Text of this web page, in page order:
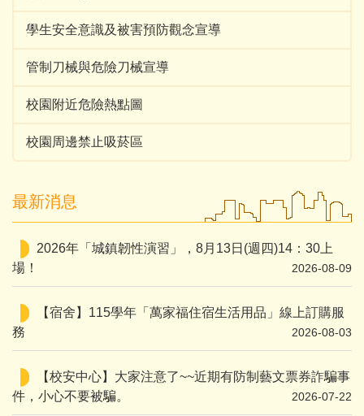
學生安全意識及被害預防觀念宣導
管制刀械與危險刀械宣導
校園附近危險熱點圖
校園周邊禁止吸菸區
最新消息
2026年「城鎮韌性演習」，8月13日(週四)14：30上
場！
2026-08-09
【宿舍】115學年「萬家福住宿生活用品」線上訂購服
務
2026-08-03
【校安中心】大家注意了~~近期有防制藝文票券詐騙事
件，小心不要被騙。
2026-07-22